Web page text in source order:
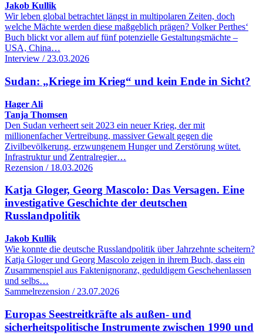
Jakob Kullik
Wir leben global betrachtet längst in multipolaren Zeiten, doch
welche Mächte werden diese maßgeblich prägen? Volker Perthes‘
Buch blickt vor allem auf fünf potenzielle Gestaltungsmächte –
USA, China…
Interview / 23.03.2026
Sudan: „Kriege im Krieg“ und kein Ende in Sicht?
Hager Ali
Tanja Thomsen
Den Sudan verheert seit 2023 ein neuer Krieg, der mit
millionenfacher Vertreibung, massiver Gewalt gegen die
Zivilbevölkerung, erzwungenem Hunger und Zerstörung wütet.
Infrastruktur und Zentralregier…
Rezension / 18.03.2026
Katja Gloger, Georg Mascolo: Das Versagen. Eine
investigative Geschichte der deutschen
Russlandpolitik
Jakob Kullik
Wie konnte die deutsche Russlandpolitik über Jahrzehnte scheitern?
Katja Gloger und Georg Mascolo zeigen in ihrem Buch, dass ein
Zusammenspiel aus Faktenignoranz, geduldigem Geschehenlassen
und selbs…
Sammelrezension / 23.07.2026
Europas Seestreitkräfte als außen- und
sicherheitspolitische Instrumente zwischen 1990 und